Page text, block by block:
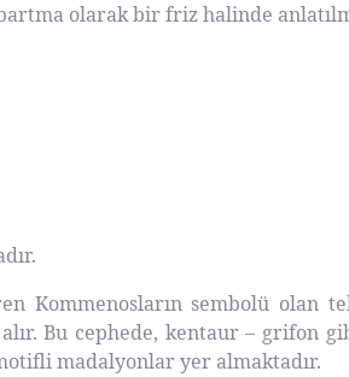
olarak bir friz halinde
Kommenosların sembolü olan
Bu cephede, kentaur – grifon
madalyonlar yer almaktadır.